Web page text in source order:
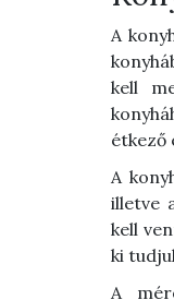
A
kell
étkező
A
illetve
kell
ki
A